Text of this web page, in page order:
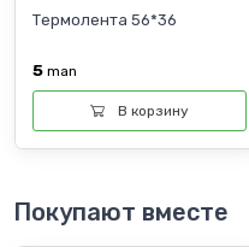
Термолента 56*36
5 man
В корзину
Покупают вместе